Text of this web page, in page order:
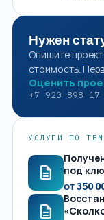
Нужен
Опишите
стоимость.
Оценить
+7 920-898-
УСЛУГИ ПО
description
под
от 350
description